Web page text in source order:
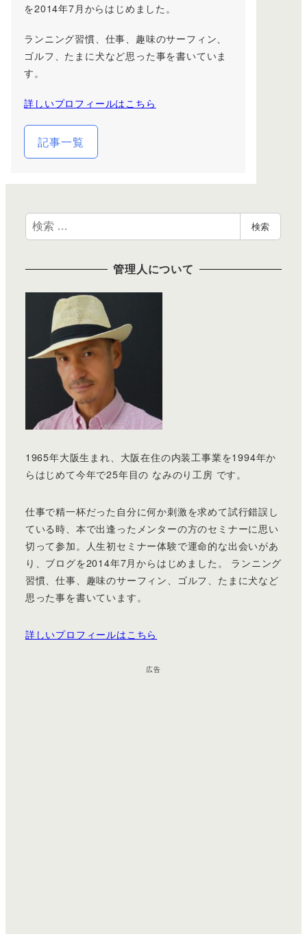
を2014年7月からはじめました。
ランニング習慣、仕事、趣味のサーフィン、
ゴルフ、たまに犬など思った事を書いていま
す。
詳しいプロフィールはこちら
記事一覧
検
索
検索
管理人について
1965年大阪生まれ、大阪在住の内装工事業を1994年か
らはじめて今年で25年目の なみのり工房 です。
仕事で精一杯だった自分に何か刺激を求めて試行錯誤し
ている時、本で出逢ったメンターの方のセミナーに思い
切って参加。人生初セミナー体験で運命的な出会いがあ
り、ブログを2014年7月からはじめました。 ランニング
習慣、仕事、趣味のサーフィン、ゴルフ、たまに犬など
思った事を書いています。
詳しいプロフィールはこちら
広告